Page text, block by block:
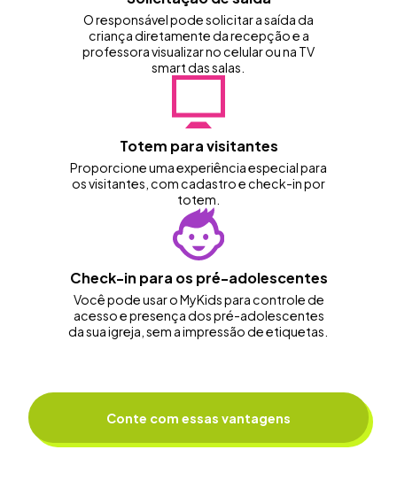
O responsável pode solicitar a saída da
criança diretamente da recepção e a
professora visualizar no celular ou na TV
smart das salas.
Totem para visitantes
Proporcione uma experiência especial para
os visitantes, com cadastro e check-in por
totem.
Check-in para os pré-adolescentes
Você pode usar o MyKids para controle de
acesso e presença dos pré-adolescentes
da sua igreja, sem a impressão de etiquetas.
Conte com essas vantagens